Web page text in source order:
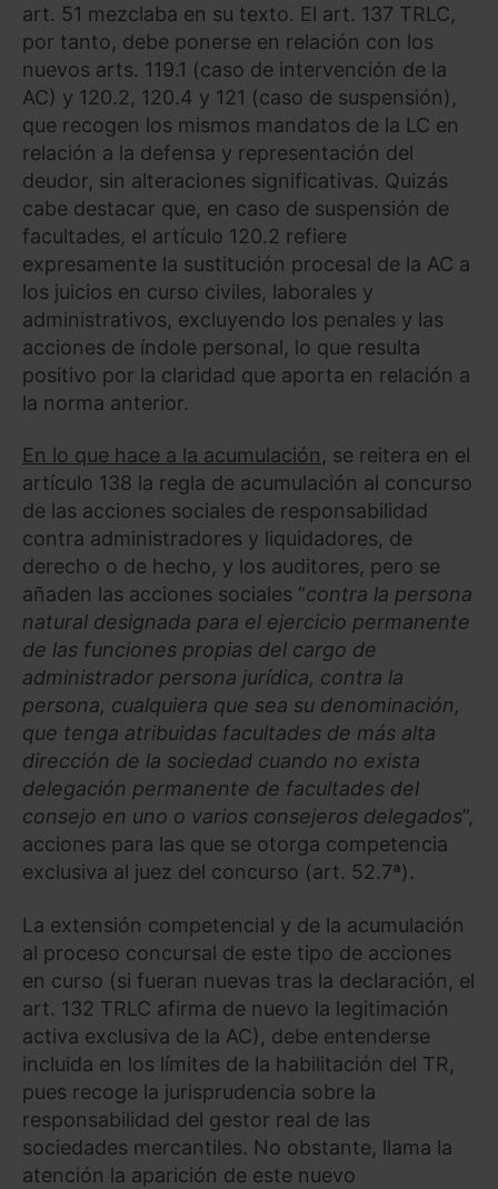
art. 51 mezclaba en su texto. El art. 137 TRLC,
por tanto, debe ponerse en relación con los
nuevos arts. 119.1 (caso de intervención de la
AC) y 120.2, 120.4 y 121 (caso de suspensión),
que recogen los mismos mandatos de la LC en
relación a la defensa y representación del
deudor, sin alteraciones significativas. Quizás
cabe destacar que, en caso de suspensión de
facultades, el artículo 120.2 refiere
expresamente la sustitución procesal de la AC a
los juicios en curso civiles, laborales y
administrativos, excluyendo los penales y las
acciones de índole personal, lo que resulta
positivo por la claridad que aporta en relación a
la norma anterior.
En lo que hace a la acumulación, se reitera en el
artículo 138 la regla de acumulación al concurso
de las acciones sociales de responsabilidad
contra administradores y liquidadores, de
derecho o de hecho, y los auditores, pero se
añaden las acciones sociales “contra la persona
natural designada para el ejercicio permanente
de las funciones propias del cargo de
administrador persona jurídica, contra la
persona, cualquiera que sea su denominación,
que tenga atribuidas facultades de más alta
dirección de la sociedad cuando no exista
delegación permanente de facultades del
consejo en uno o varios consejeros delegados”,
acciones para las que se otorga competencia
exclusiva al juez del concurso (art. 52.7ª).
La extensión competencial y de la acumulación
al proceso concursal de este tipo de acciones
en curso (si fueran nuevas tras la declaración, el
art. 132 TRLC afirma de nuevo la legitimación
activa exclusiva de la AC), debe entenderse
incluida en los límites de la habilitación del TR,
pues recoge la jurisprudencia sobre la
responsabilidad del gestor real de las
sociedades mercantiles. No obstante, llama la
atención la aparición de este nuevo